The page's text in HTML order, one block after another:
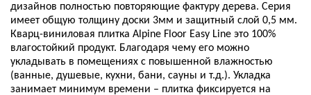
дизайнов полностью повторяющие фактуру дерева. Серия
имеет общую толщину доски 3мм и защитный слой 0,5 мм.
Кварц-виниловая плитка Alpine Floor Easy Line это 100%
влагостойкий продукт. Благодаря чему его можно
укладывать в помещениях с повышенной влажностью
(ванные, душевые, кухни, бани, сауны и т.д.). Укладка
занимает минимум времени – плитка фиксируется на